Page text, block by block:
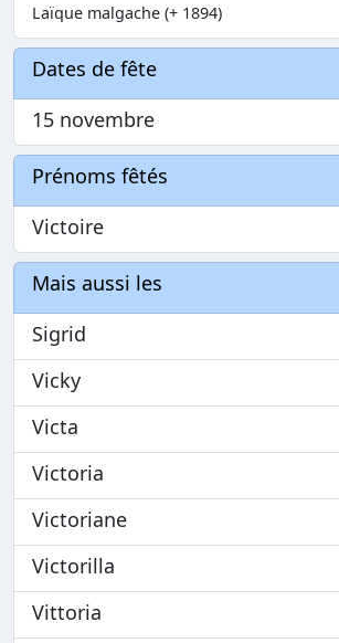
Laïque malgache (+ 1894)
Dates de fête
15 novembre
Prénoms fêtés
Victoire
Mais aussi les
Sigrid
Vicky
Victa
Victoria
Victoriane
Victorilla
Vittoria